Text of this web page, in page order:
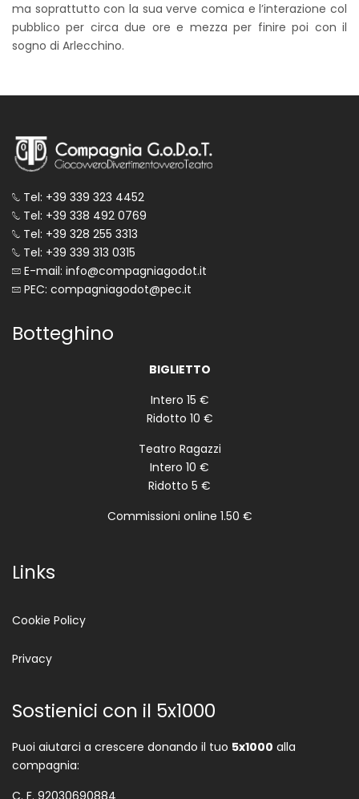
ma soprattutto con la sua verve comica e l’interazione col
pubblico per circa due ore e mezza per finire poi con il
sogno di Arlecchino.
Tel: +39 339 323 4452
Tel: +39 338 492 0769
Tel: +39 328 255 3313
Tel: +39 339 313 0315
E-mail: info@compagniagodot.it
PEC: compagniagodot@pec.it
Botteghino
BIGLIETTO
Intero 15 €
Ridotto 10 €
Teatro Ragazzi
Intero 10 €
Ridotto 5 €
Commissioni online 1.50 €
Links
Cookie Policy
Privacy
Sostienici con il 5x1000
Puoi aiutarci a crescere donando il tuo 5x1000 alla
compagnia:
C. F. 92030690884